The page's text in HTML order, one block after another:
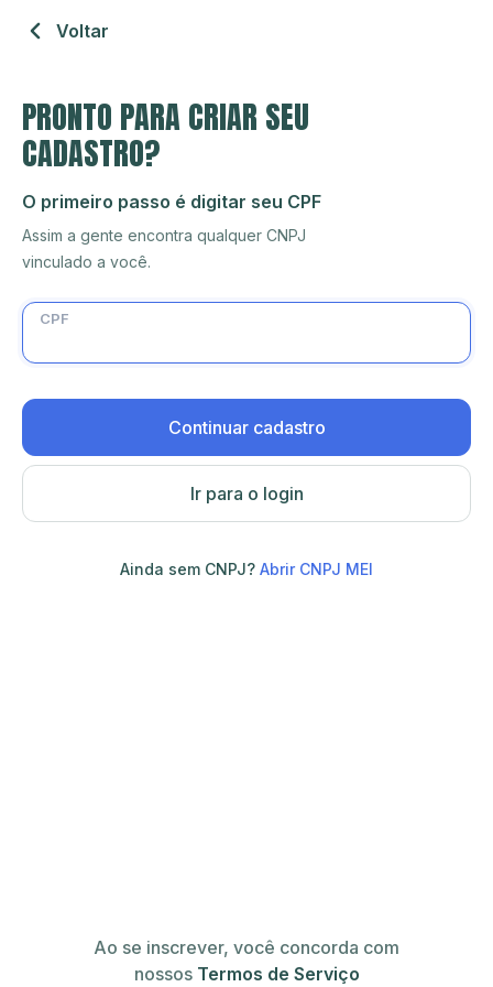
Voltar
PRONTO PARA CRIAR SEU
CADASTRO?
O primeiro passo é digitar seu CPF
Assim a gente encontra qualquer CNPJ
vinculado a você.
CPF
Continuar cadastro
Ir para o login
Ainda sem CNPJ? Abrir CNPJ MEI
Ao se inscrever, você concorda com
nossos Termos de Serviço